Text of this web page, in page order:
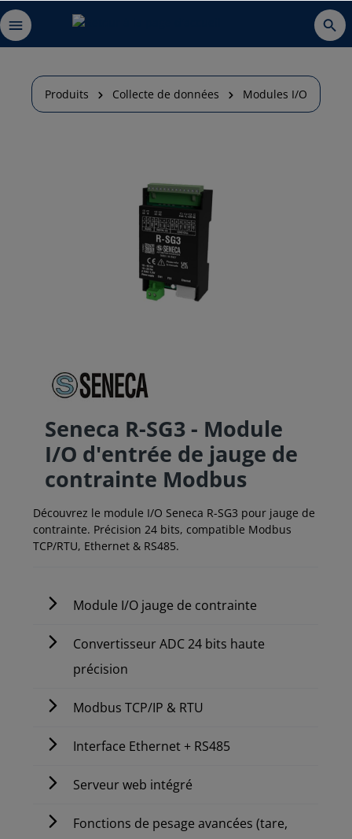
Produits Collecte de données Modules I/O
Seneca R-SG3 - Module
I/O d'entrée de jauge de
contrainte Modbus
Découvrez le module I/O Seneca R-SG3 pour jauge de
contrainte. Précision 24 bits, compatible Modbus
TCP/RTU, Ethernet & RS485.
Module I/O jauge de contrainte
Convertisseur ADC 24 bits haute
précision
Modbus TCP/IP & RTU
Interface Ethernet + RS485
Serveur web intégré
Fonctions de pesage avancées (tare,